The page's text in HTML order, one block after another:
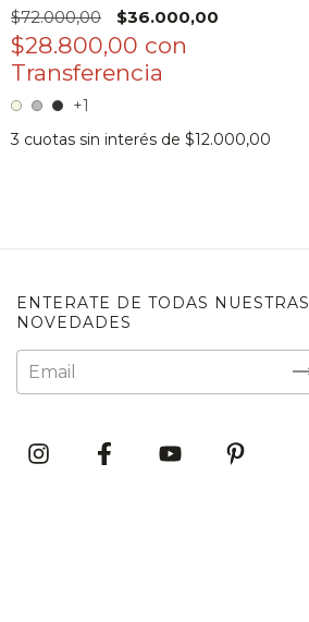
$72.000,00
$36.000,00
$28.800,00 con
+1
3 cuotas sin interés de $12.000,00
ENTERATE DE TODAS NUESTRAS
NOVEDADES